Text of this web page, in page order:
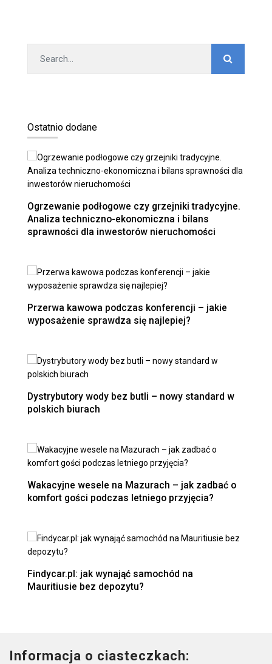
Ostatnio dodane
Ogrzewanie podłogowe czy grzejniki tradycyjne.
Analiza techniczno-ekonomiczna i bilans
sprawności dla inwestorów nieruchomości
Przerwa kawowa podczas konferencji – jakie
wyposażenie sprawdza się najlepiej?
Dystrybutory wody bez butli – nowy standard w
polskich biurach
Wakacyjne wesele na Mazurach – jak zadbać o
komfort gości podczas letniego przyjęcia?
Findycar.pl: jak wynająć samochód na
Mauritiusie bez depozytu?
Informacja o ciasteczkach: